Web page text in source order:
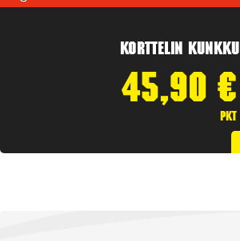
Korttelin kunkku
45,90 €
pkt